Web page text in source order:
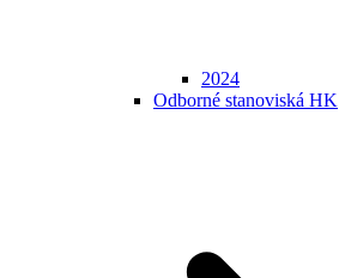
2024
Odborné stanoviská HK